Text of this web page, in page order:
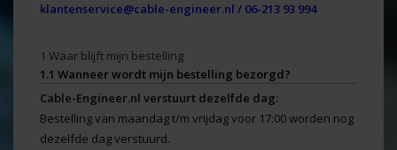
klantenservice@cable-engineer.nl / 06-213 93 994
1 Waar blijft mijn bestelling
1.1 Wanneer wordt mijn bestelling bezorgd?
Cable-Engineer.nl verstuurt dezelfde dag:
Bestelling van maandag t/m vrijdag voor 17:00 worden nog
dezelfde dag verstuurd.